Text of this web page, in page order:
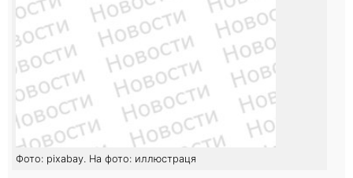
Фото: pixabay. На фото: иллюстраця